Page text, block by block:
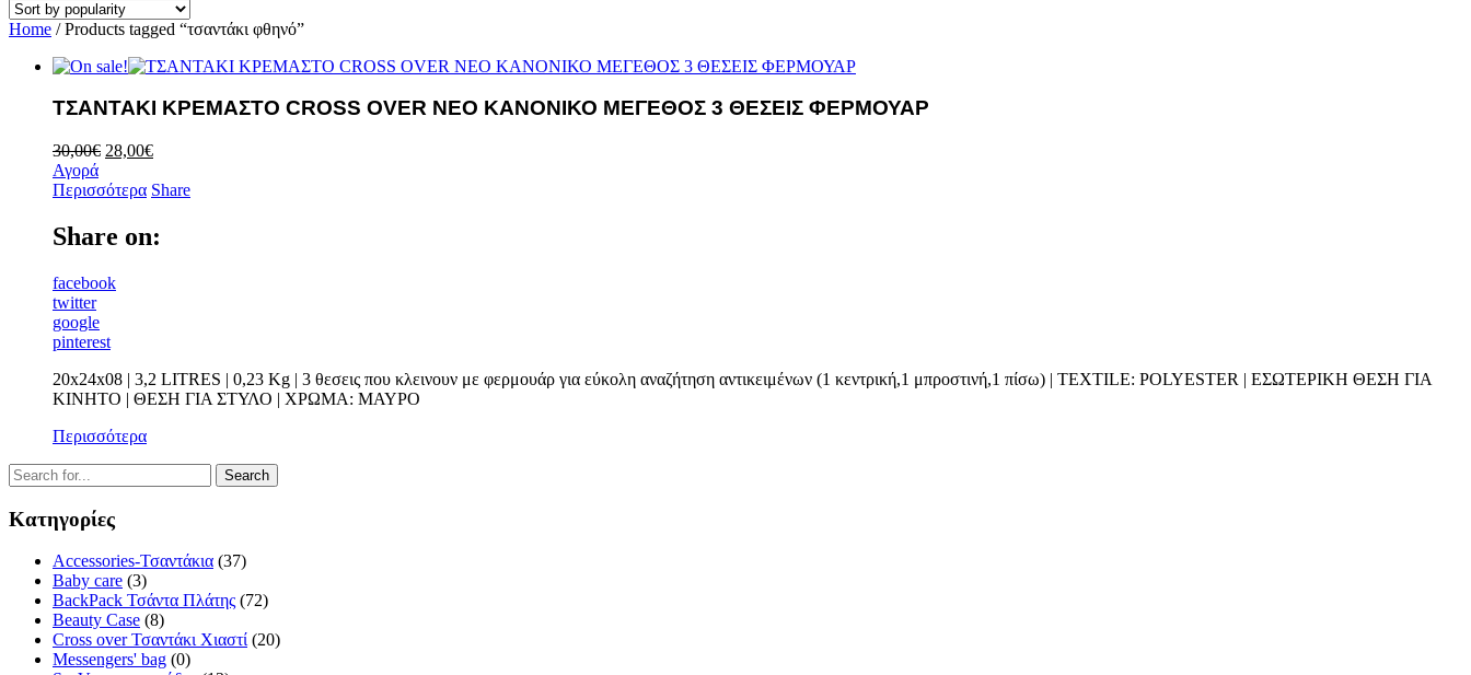
Home / Products tagged “τσαντάκι φθηνό”
ΤΣΑΝΤΑΚΙ ΚΡΕΜΑΣΤΟ CROSS OVER ΝΕΟ ΚΑΝΟΝΙΚΟ ΜΕΓΕΘΟΣ 3 ΘΕΣΕΙΣ ΦΕΡΜΟΥΑΡ
30,00€ 28,00€
Αγορά
Περισσότερα Share
Share on:
facebook
twitter
google
pinterest
20x24x08 | 3,2 LITRES | 0,23 Kg | 3 θεσεις που κλεινουν με φερμουάρ για εύκολη αναζήτηση αντικειμένων (1 κεντρική,1 μπροστινή,1 πίσω) | TEXTILE: POLYESTER | ΕΣΩΤΕΡΙΚΗ ΘΕΣΗ ΓΙΑ
ΚΙΝΗΤΟ | ΘΕΣΗ ΓΙΑ ΣΤΥΛΟ | ΧΡΩΜΑ: ΜΑΥΡΟ
Περισσότερα
Κατηγορίες
Accessories-Τσαντάκια (37)
Baby care (3)
BackPack Τσάντα Πλάτης (72)
Beauty Case (8)
Cross over Τσαντάκι Χιαστί (20)
Messengers' bag (0)